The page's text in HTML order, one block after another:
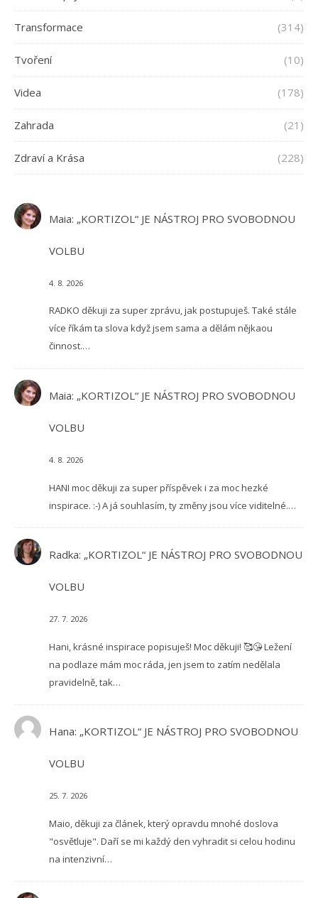
Transformace (314)
Tvoření (10)
Videa (178)
Zahrada (21)
Zdraví a Krása (228)
Maia: „KORTIZOL“ JE NÁSTROJ PRO SVOBODNOU
VOLBU
4. 8. 2026
RADKO děkuji za super zprávu, jak postupuješ. Také stále
více říkám ta slova když jsem sama a dělám nějkaou
činnost.…
Maia: „KORTIZOL“ JE NÁSTROJ PRO SVOBODNOU
VOLBU
4. 8. 2026
HANI moc děkuji za super příspěvek i za moc hezké
inspirace. :-) A já souhlasím, ty změny jsou více viditelné.…
Radka: „KORTIZOL“ JE NÁSTROJ PRO SVOBODNOU
VOLBU
27. 7. 2026
Hani, krásné inspirace popisuješ! Moc děkuji! 🥰😘 Ležení
na podlaze mám moc ráda, jen jsem to zatím nedělala
pravidelně, tak…
Hana: „KORTIZOL“ JE NÁSTROJ PRO SVOBODNOU
VOLBU
25. 7. 2026
Maio, děkuji za článek, který opravdu mnohé doslova
"osvětluje". Daří se mi každý den vyhradit si celou hodinu
na intenzivní…